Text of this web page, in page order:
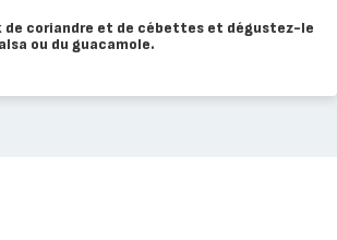
de coriandre et de cébettes et dégustez-le
ou du guacamole.